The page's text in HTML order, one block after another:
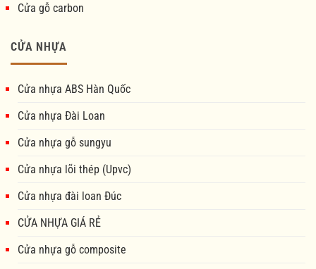
Cửa gỗ carbon
CỬA NHỰA
Cửa nhựa ABS Hàn Quốc
Cửa nhựa Đài Loan
Cửa nhựa gỗ sungyu
Cửa nhựa lõi thép (Upvc)
Cửa nhựa đài loan Đúc
CỬA NHỰA GIÁ RẺ
Cửa nhựa gỗ composite